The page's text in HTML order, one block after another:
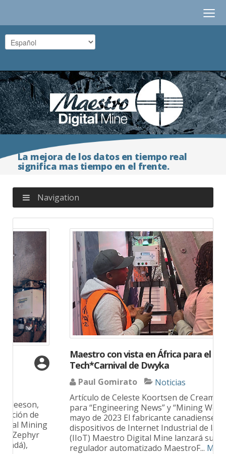
La mejora de los datos en tiempo real
significa mas tiempo en el frente.
Navigation
Maestro con vista en África para el
Tech*Carnival de Dwyka
Paul Gomirato
Noticias
Artículo de Celeste Koortsen de Creamer Media
para “Engineering News” y “Mining Weekly”,
mayo de 2023 El fabricante canadiense de
dispositivos de Internet Industrial de las Cosas
(IIoT) Maestro Digital Mine lanzará su
regulador automatizado MaestroF...More
≡